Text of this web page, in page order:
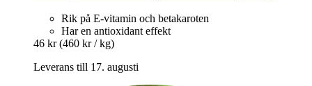
Rik på E-vitamin och betakaroten
Har en antioxidant effekt
46 kr (460 kr / kg)
Leverans till 17. augusti